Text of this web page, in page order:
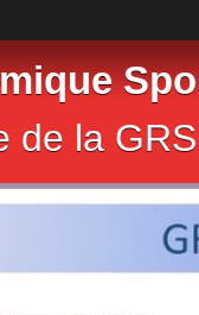
la GRS